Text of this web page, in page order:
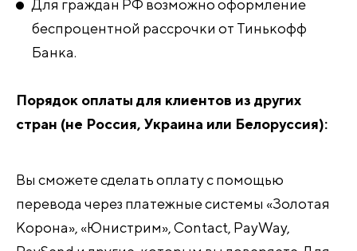
Для граждан РФ возможно оформление
беспроцентной рассрочки от Тинькофф
Банка.
Порядок оплаты для клиентов из других
стран (не Россия, Украина или Белоруссия):
Вы сможете сделать оплату с помощью
перевода через платежные системы «Золотая
Корона», «Юнистрим», Contact, PayWay,